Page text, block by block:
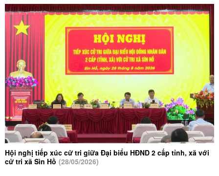
khai chiến dịch 90 ngày làm sạch, làm
giàu, chuẩn hóa dữ liệu y tế và chiến dịch
100 ngày cập nhật sổ sức khỏe điện tử
trên vneid
Nghị định số 268/2026/nđ-cp của chính
phủ: về Khuyến nông và sẽ có hiệu lực
vào ngày 20/8/2026
Trung tâm chính trị Sìn Hồ tổ chức Hội
nghị tuyên truyền thông tin thời sự tháng
7/2026
Hội nghị học tập, quán triệt, triển khai thực
hiện các chỉ thị, kết luận, quy định, hướng
Hội nghị tiếp xúc cử tri giữa Đại biểu HĐND 2 cấp tỉnh, xã với
cử tri xã Sìn Hồ (28/05/2026)